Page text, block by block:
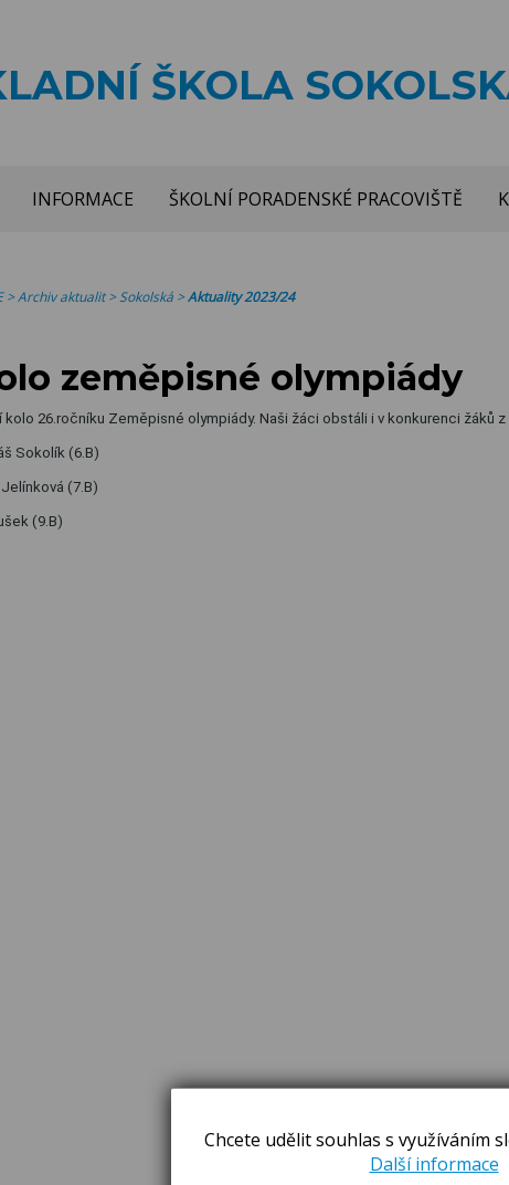
ŠKOLA
INFORMACE ŠKOLNÍ PORADENSKÉ PRACOVIŠTĚ
>Archiv aktualit>Sokolská >Aktuality 2023/24
zeměpisné olympiády
kolo 26.ročníku Zeměpisné olympiády. Naši žáci obstáli i v konkurenci žáků z
Sokolík (6.B)
(7.B)
(9.B)
Chcete udělit souhlas s využíváním
Další informace